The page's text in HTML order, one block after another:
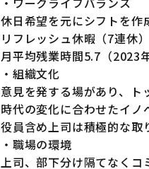
休日希望を元にシフトを作
リフレッシュ休暇（7連休
月平均残業時間5.7（2023
・組織文化
意見を発する場があり、
時代の変化に合わせたイ
役員含め上司は積極的な取
・職場の環境
上司、部下分け隔てなくコ